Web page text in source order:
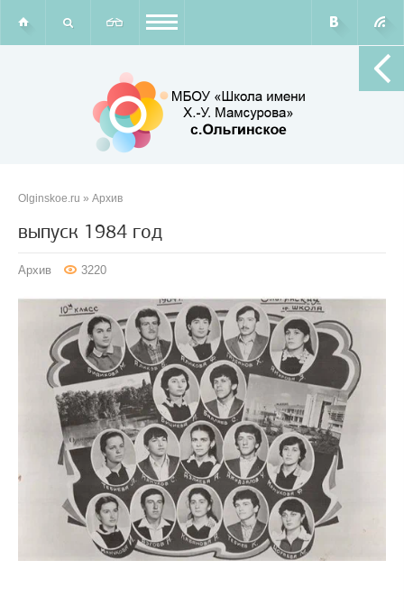
Olginskoe.ru » Архив
выпуск 1984 год
Архив 3220